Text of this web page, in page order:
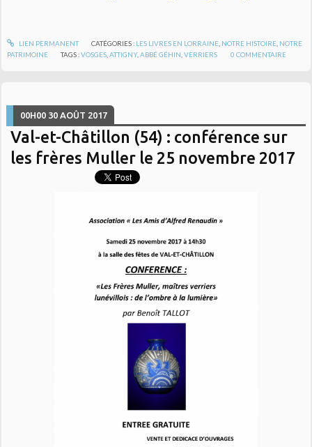
LIEN PERMANENT CATÉGORIES : LES LIVRES EN LORRAINE, NOTRE HISTOIRE, NOTRE
PATRIMOINE
TAGS :VOSGES ,ATTIGNY,ABBÉ GÉHIN ,VERRIERS 0 COMMENTAIRE
00H00 30 AOÛT 2017
Val-et-Châtillon (54) : conférence sur
les frères Muller le 25 novembre 2017